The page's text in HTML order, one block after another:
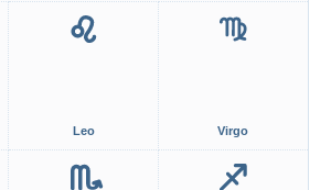
Leo Virgo